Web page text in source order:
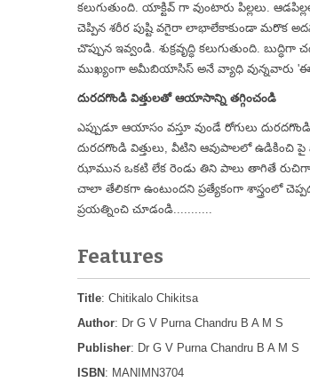
కలుగుతుంది. యాక్టివ్ గా వుంటారు పిల్లలు.
చెప్పిన శరీర పుష్టి వగైరా లాభాలేకాకుండా మరొక
చొప్పున ఇవ్వండి. శుక్రవృద్ధి కలుగుతుంది.
ముఖ్యంగా అమీబియాసిస్ అనే వ్యాధి వున్నవారు 'ఈ
దురదగొండి విత్తులతో ఆయాసాన్ని తగ్గించండి
ఎప్పుడూ ఆయాసం వస్తూ వుండే రోగులు
దురదగొండి విత్తులు, వీటిని ఆవుపాలలో ఉడికించి
ఝామున ఒకటి లేక రెండు తిని పాలు తాగితే రుచిగా
చాలా తేలికగా ఉంటుందని ప్రత్యేకంగా శాస్త్రంలో
ప్రయత్నించి చూడండి...........
Features
Title: Chitikalo Chikitsa
Author: Dr G V Purna Chandru B A M S
Publisher: Dr G V Purna Chandru B A M S
ISBN : MANIMN3704